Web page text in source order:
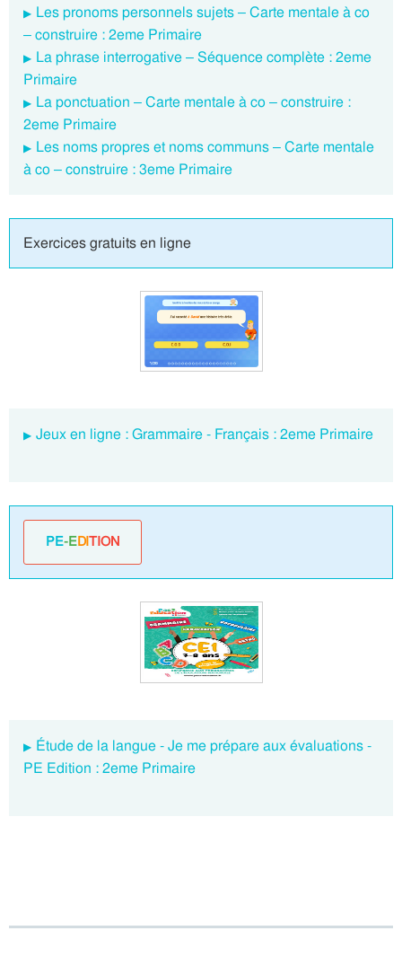
Les pronoms personnels sujets – Carte mentale à co
– construire : 2eme Primaire
La phrase interrogative – Séquence complète : 2eme
Primaire
La ponctuation – Carte mentale à co – construire :
2eme Primaire
Les noms propres et noms communs – Carte mentale
à co – construire : 3eme Primaire
Exercices gratuits en ligne
Jeux en ligne : Grammaire - Français : 2eme Primaire
PE-EDITION
Étude de la langue - Je me prépare aux évaluations -
PE Edition : 2eme Primaire